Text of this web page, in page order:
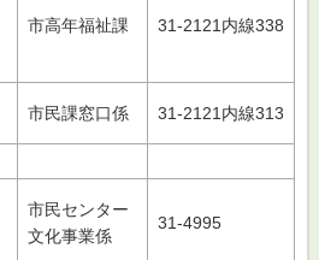
市高年福祉課 31-2121内線338
市民課窓口係 31-2121内線313
市民センター
文化事業係
31-4995